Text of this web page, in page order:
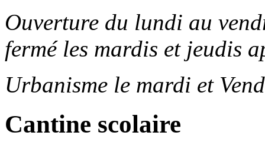
Ouverture du lundi au
fermé les mardis et jeudis
Urbanisme le mardi et
Cantine scolaire